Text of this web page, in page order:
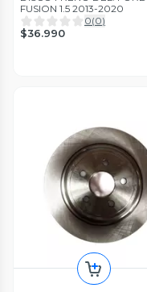
FUSION 1.5 2013-2020
0(0)
$36.990